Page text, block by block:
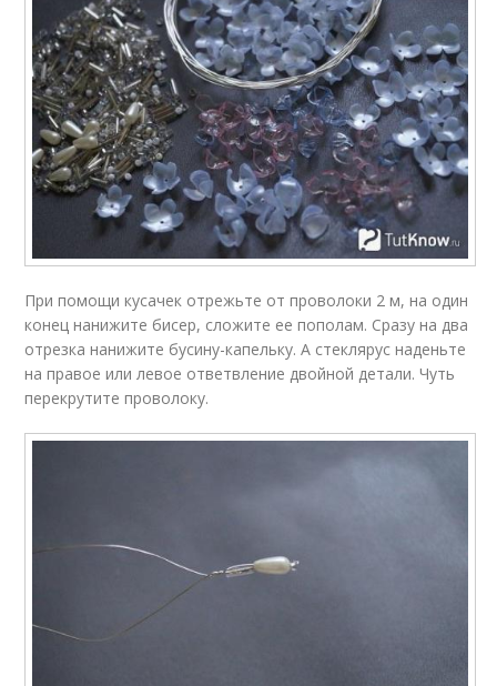
При помощи кусачек отрежьте от проволоки 2 м, на один
конец нанижите бисер, сложите ее пополам. Сразу на два
отрезка нанижите бусину-капельку. А стеклярус наденьте
на правое или левое ответвление двойной детали. Чуть
перекрутите проволоку.